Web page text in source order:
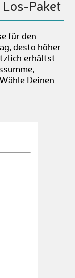
Los-Paket
für den
desto höher
erhältst
Deinen